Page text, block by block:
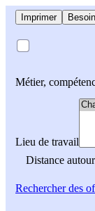
Imprimer
Métier,
Lieu de travail
Distance
Rechercherdes